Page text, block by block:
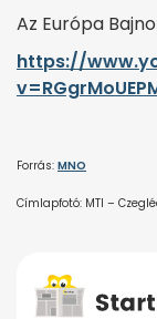
Az Európa
https://
Forrás: MNO
Címlapfotó: MTI –